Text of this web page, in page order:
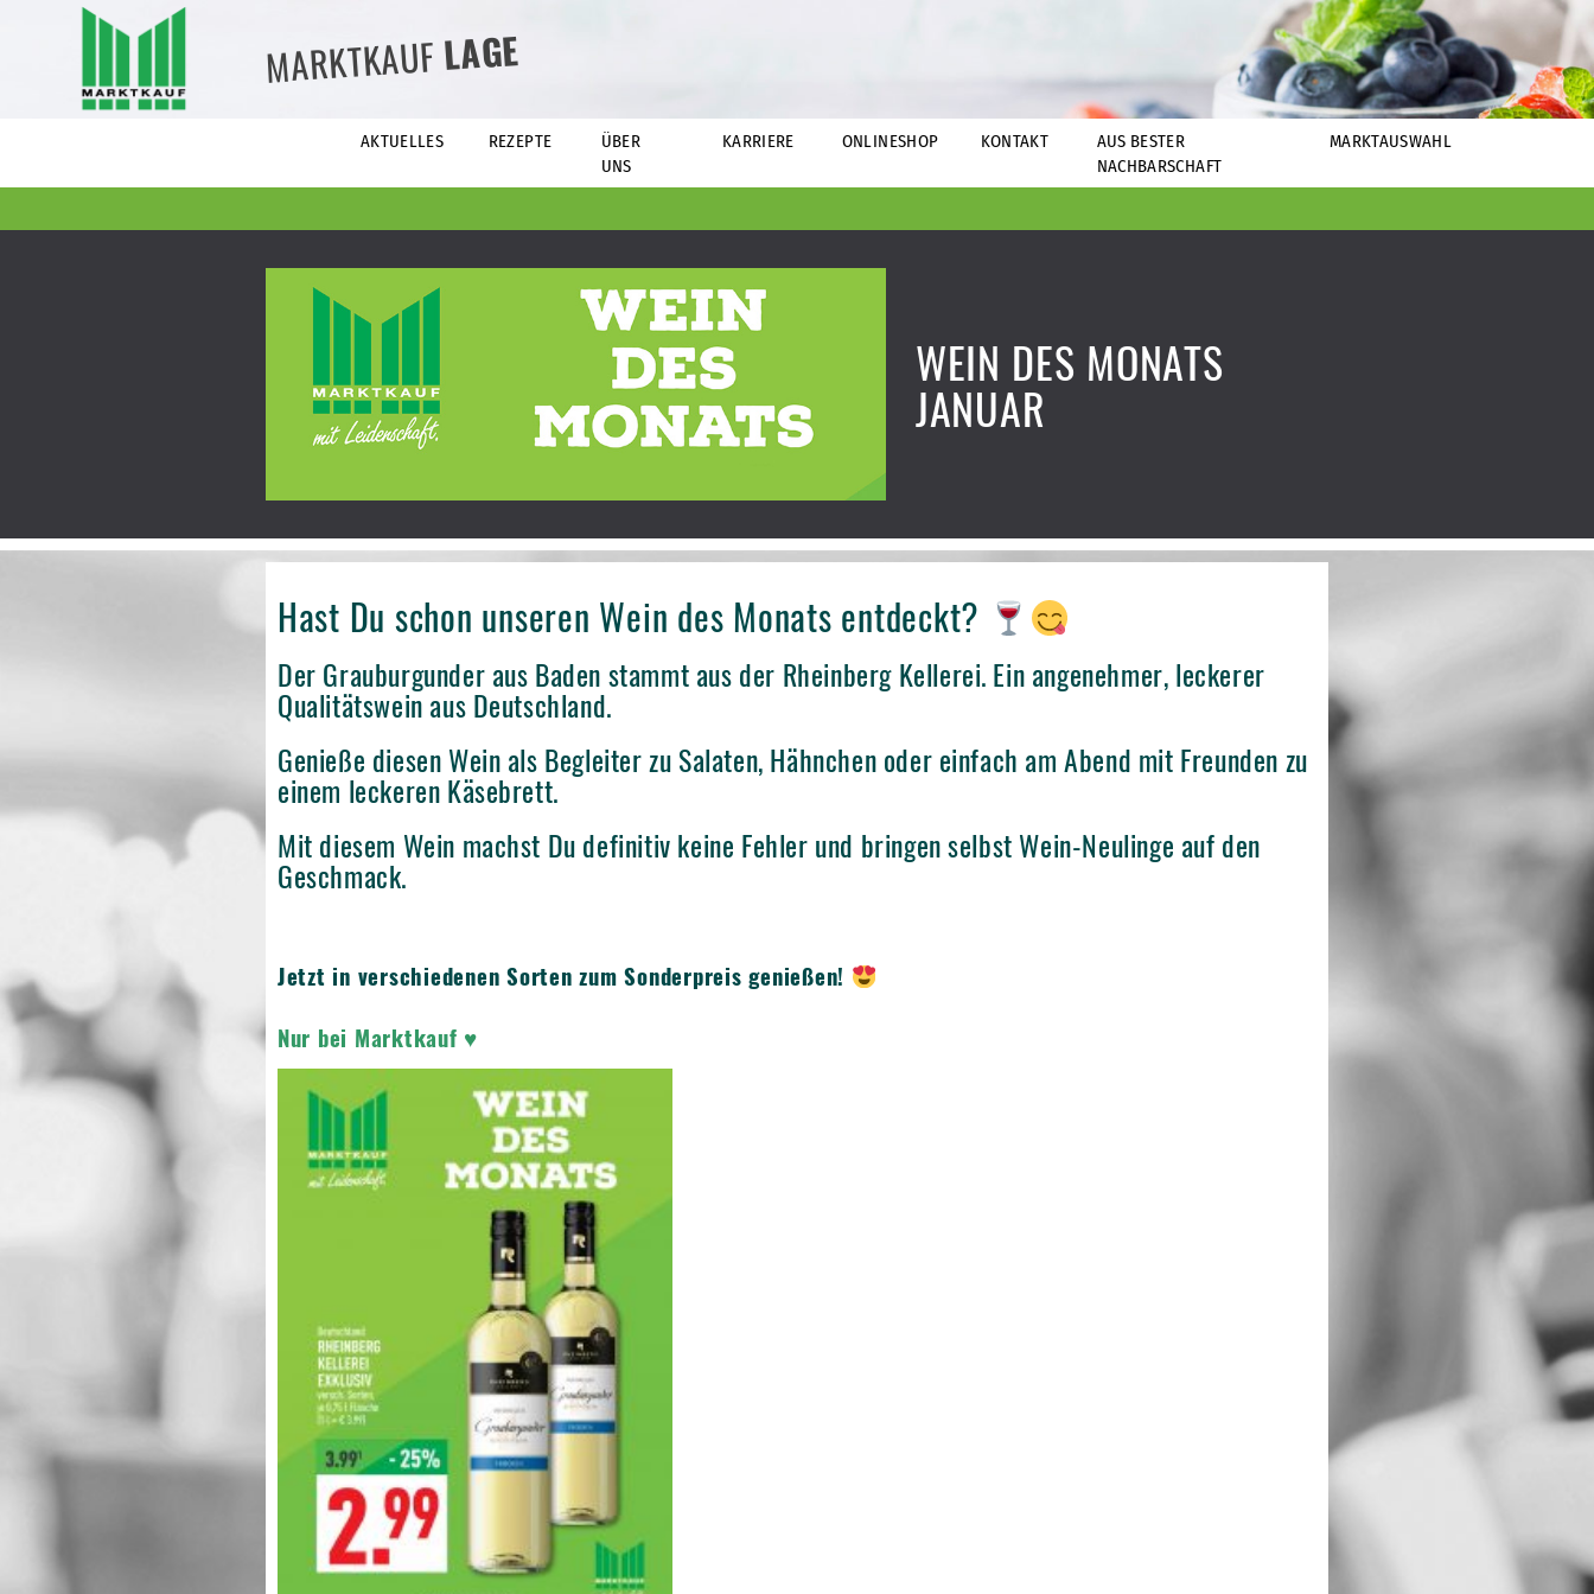
MARKTKAUFLAGE
AKTUELLES REZEPTE
ÜBER
UNS
KARRIERE ONLINESHOP KONTAKT
AUS BESTER
NACHBARSCHAFT
MARKTAUSWAHL
WEIN DES MONATS
JANUAR
Hast Du schon unseren Wein des Monats entdeckt?
Der Grauburgunder aus Baden stammt aus der Rheinberg Kellerei. Ein angenehmer, leckerer
Qualitätswein aus Deutschland.
Genieße diesen Wein als Begleiter zu Salaten, Hähnchen oder einfach am Abend mit Freunden zu
einem leckeren Käsebrett.
Mit diesem Wein machst Du definitiv keine Fehler und bringen selbst Wein-Neulinge auf den
Geschmack.
Jetzt in verschiedenen Sorten zum Sonderpreis genießen!
Nur bei Marktkauf ♥